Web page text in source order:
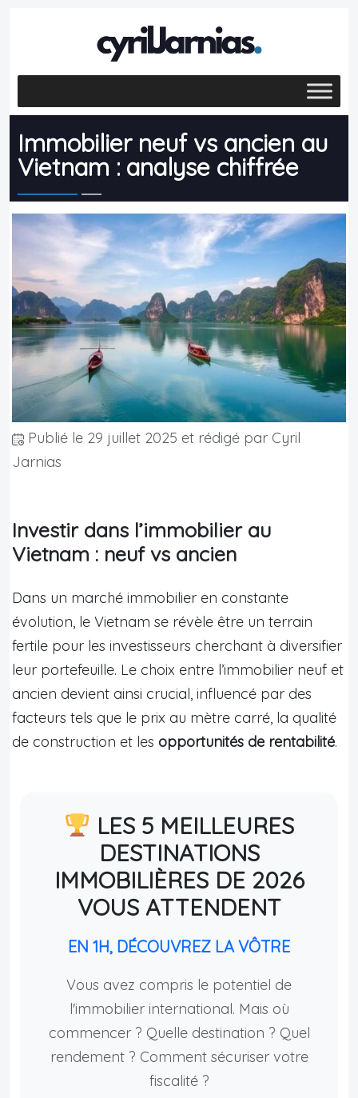
Immobilier neuf vs ancien au
Vietnam : analyse chiffrée
Publié le 29 juillet 2025 et rédigé par Cyril
Jarnias
Investir dans l’immobilier au
Vietnam : neuf vs ancien
Dans un marché immobilier en constante
évolution, le Vietnam se révèle être un terrain
fertile pour les investisseurs cherchant à diversifier
leur portefeuille. Le choix entre l’immobilier neuf et
ancien devient ainsi crucial, influencé par des
facteurs tels que le prix au mètre carré, la qualité
de construction et les opportunités de rentabilité.
LES 5 MEILLEURES
DESTINATIONS
IMMOBILIÈRES DE 2026
VOUS ATTENDENT
EN 1H, DÉCOUVREZ LA VÔTRE
Vous avez compris le potentiel de
l'immobilier international. Mais où
commencer ? Quelle destination ? Quel
rendement ? Comment sécuriser votre
fiscalité ?